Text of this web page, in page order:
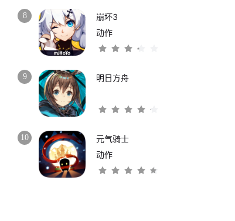
8
崩坏3
动作
9 明日方舟
10
元气骑士
动作